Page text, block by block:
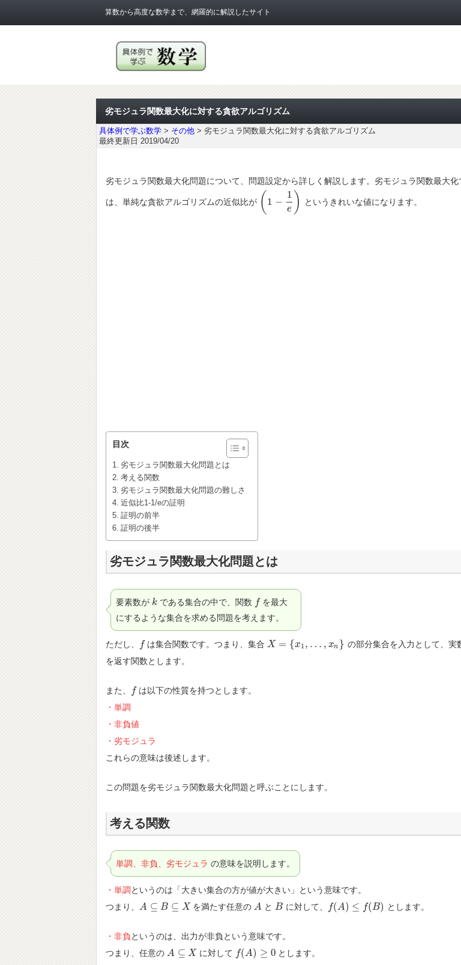
算数から高度な数学まで、網羅的に解説したサイト
劣モジュラ関数最大化に対する貪欲アルゴリズム
具体例で学ぶ数学 > その他 > 劣モジュラ関数最大化に対する貪欲アルゴリズム
最終更新日 2019/04/20
劣モジュラ関数最大化問題について、問題設定から詳しく解説します。劣モジュラ関数最大化
は、単純な貪欲アルゴリズムの近似比が ( 1 −
1
e )
(1 − 1e) というきれいな値になります。
目次
劣モジュラ関数最大化問題とは
考える関数
劣モジュラ関数最大化問題の難しさ
近似比1-1/eの証明
証明の前半
証明の後半
劣モジュラ関数最大化問題とは
要素数が k
k である集合の中で、関数 f
f を最大
にするような集合を求める問題を考えます。
ただし、 f
f は集合関数です。つまり、集合 X = {x1 , … , xn }
X= {x1 ,…,xn}
の部分集合を入力として、実
を返す関数とします。
また、 f
f は以下の性質を持つとします。
・単調
・非負値
・劣モジュラ
これらの意味は後述します。
この問題を劣モジュラ関数最大化問題と呼ぶことにします。
考える関数
単調、非負、劣モジュラ の意味を説明します。
・単調 というのは「大きい集合の方が値が大きい」という意味です。
つまり、 A ⊆ B ⊆ X
A⊆B ⊆X を満たす任意の A
A と B
B に対して、 f(A) ≤ f(B)
f(A)≤f B) とします。
・非負 というのは、出力が非負という意味です。
つまり、任意の A ⊆ X
A⊆X に対して f(A) ≥ 0
f(A)≥0 とします。